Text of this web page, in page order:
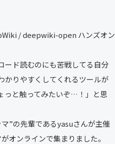
/ deepwiki-open ハンズオン
ード読むのにも苦戦してる自分
かりやすくしてくれるツールが
っと触ってみたいぞ…！」と思
”の先輩であるyasuさんが主催
オンラインで集まりました。